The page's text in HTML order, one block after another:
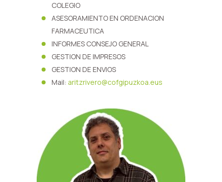
COLEGIO
ASESORAMIENTO EN ORDENACION
FARMACEUTICA
INFORMES CONSEJO GENERAL
GESTION DE IMPRESOS
GESTION DE ENVIOS
Mail: aritzrivero@cofgipuzkoa.eus